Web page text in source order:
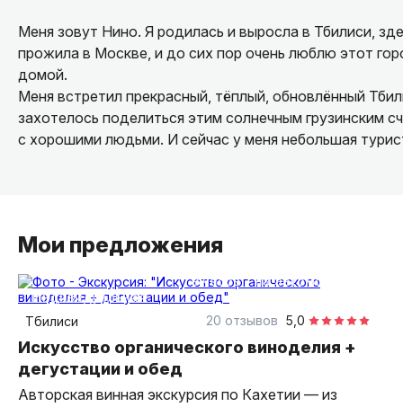
Меня зовут Нино. Я родилась и выросла в Тбилиси,
прожила в Москве, и до сих пор очень люблю этот
домой.
Меня встретил прекрасный, тёплый, обновлённый
захотелось поделиться этим солнечным грузинским
с хорошими людьми. И сейчас у меня небольшая
Мои предложения
9 часов
на автомобиле
индивидуальная
Тбилиси
5,0
20 отзывов
Искусство органического виноделия +
дегустации и обед
Авторская винная экскурсия по Кахетии — из